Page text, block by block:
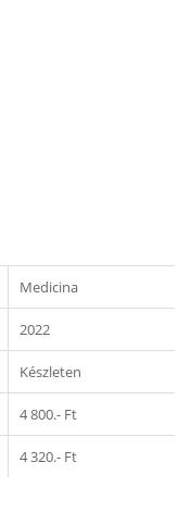
Medicina
2022
Készleten
4 800.- Ft
4 320.- Ft